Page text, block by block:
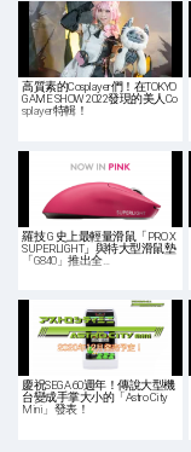
高質素的Cosplayer們！在TOKYO
GAME SHOW 2022發現的美人Co
splayer特輯！
羅技 G 史上最輕量滑鼠「PRO X
SUPERLIGHT」與特大型滑鼠墊
「G840」推出全…
慶祝SEGA 60週年！傳說大型機
台變成手掌大小的「Astro City
Mini」發表！